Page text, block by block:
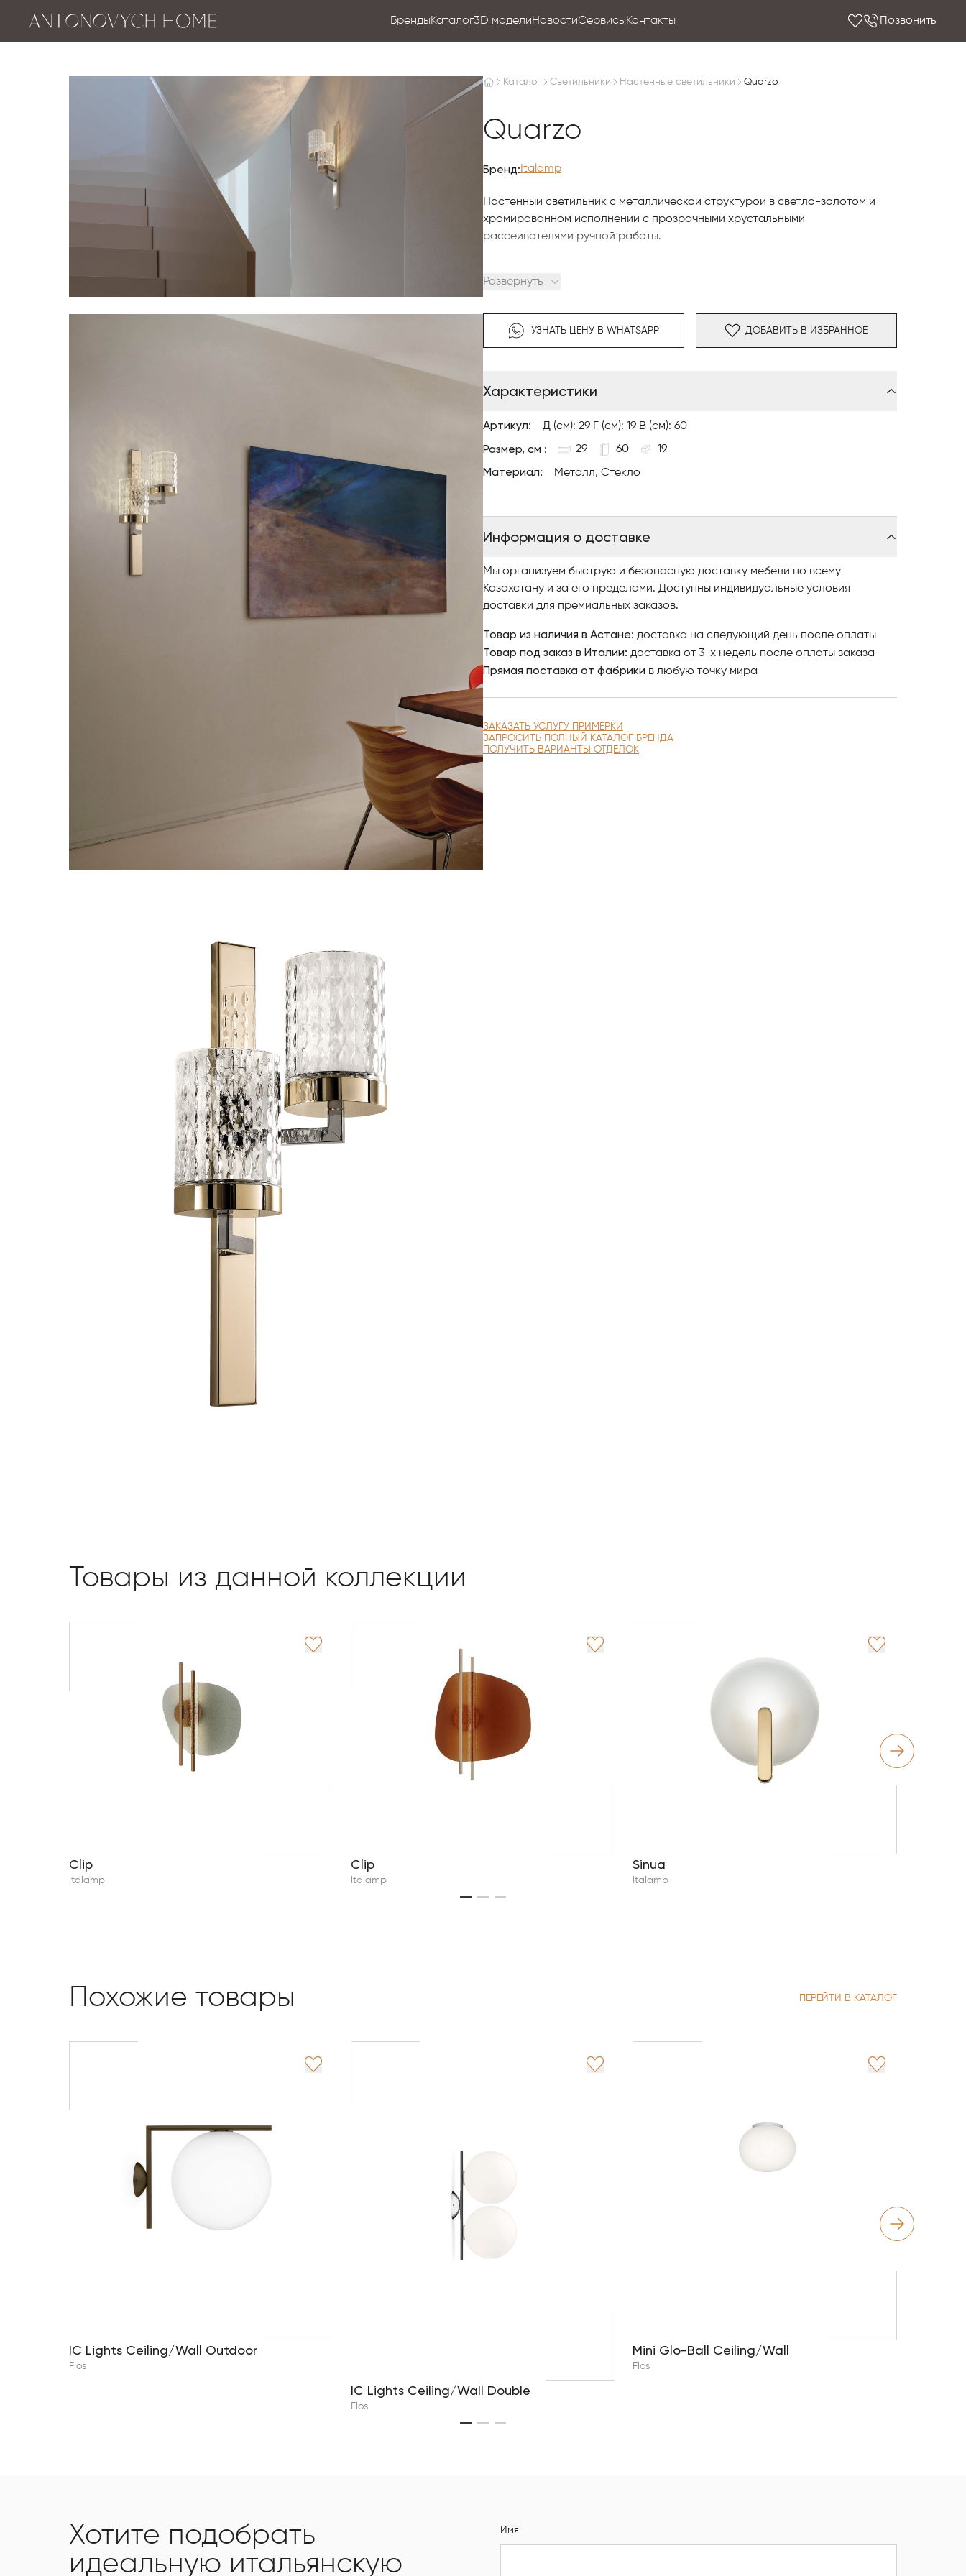
БрендыКаталог3D моделиНовостиСервисыКонтакты Позвонить
Каталог Светильники Настенные светильники Quarzo
Quarzo
Бренд: Italamp
Настенный светильник с металлической структурой в светло-золотом и
хромированном исполнении с прозрачными хрустальными
рассеивателями ручной работы.
Светодиодный модуль: 13 Вт
CRI: >80
Цветовая температура: 3000 К
Цветовая температура по запросу: 2700 К
Развернуть
УЗНАТЬ ЦЕНУ В WHATSAPP ДОБАВИТЬ В ИЗБРАННОЕ
Характеристики
Артикул: Д (см): 29 Г (см): 19 В (см): 60
Размер, см : 29 60 19
Материал: Металл, Стекло
Информация о доставке
Мы организуем быструю и безопасную доставку мебели по всему
Казахстану и за его пределами. Доступны индивидуальные условия
доставки для премиальных заказов.
Товар из наличия в Астане: доставка на следующий день после оплаты
Товар под заказ в Италии: доставка от 3-х недель после оплаты заказа
Прямая поставка от фабрики в любую точку мира
ЗАКАЗАТЬ УСЛУГУ ПРИМЕРКИ
ЗАПРОСИТЬ ПОЛНЫЙ КАТАЛОГ БРЕНДА
ПОЛУЧИТЬ ВАРИАНТЫ ОТДЕЛОК
Товары из данной коллекции
Clip
Italamp
Clip
Italamp
Sinua
Italamp
Похожие товары ПЕРЕЙТИ В КАТАЛОГ
IC Lights Ceiling/Wall Outdoor
Flos
IC Lights Ceiling/Wall Double
Flos
Mini Glo-Ball Ceiling/Wall
Flos
Хотите подобрать
идеальную итальянскую
Имя